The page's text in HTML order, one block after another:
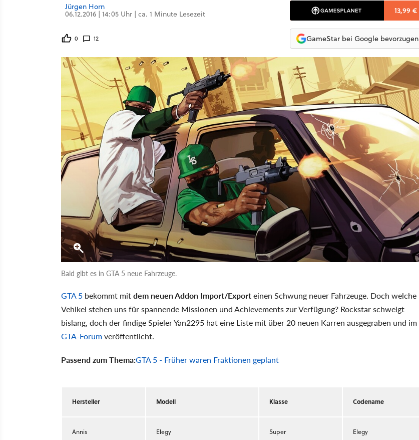
Jürgen Horn
06.12.2016 | 14:05 Uhr | ca. 1 Minute Lesezeit
0 12
13,99 €
GameStar bei Google bevorzugen
Bald gibt es in GTA 5 neue Fahrzeuge.
GTA 5 bekommt mitdem neuen Addon Import/Exporteinen Schwung neuer Fahrzeuge. Doch welche
Vehikel stehen uns für spannende Missionen und Achievements zur Verfügung? Rockstar schweigt
bislang, doch der findige Spieler Yan2295 hat eine Liste mit über 20 neuen Karren ausgegraben und im
GTA-Forumveröffentlicht.
Passend zum Thema:GTA 5 - Früher waren Fraktionen geplant
Hersteller Modell Klasse Codename
Annis Elegy Super Elegy